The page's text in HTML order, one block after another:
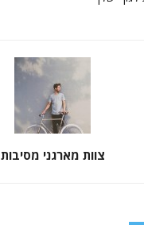
צוות מארגני מסיבות